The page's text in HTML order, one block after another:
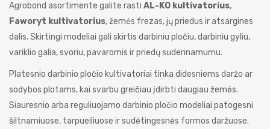
Agrobond asortimente galite rasti AL-KO kultivatorius,
Faworyt kultivatorius, žemės frezas, jų priedus ir atsargines
dalis. Skirtingi modeliai gali skirtis darbiniu pločiu, darbiniu gyliu,
variklio galia, svoriu, pavaromis ir priedų suderinamumu.
Platesnio darbinio pločio kultivatoriai tinka didesniems daržo ar
sodybos plotams, kai svarbu greičiau įdirbti daugiau žemės.
Siauresnio arba reguliuojamo darbinio pločio modeliai patogesni
šiltnamiuose, tarpueiliuose ir sudėtingesnės formos daržuose.